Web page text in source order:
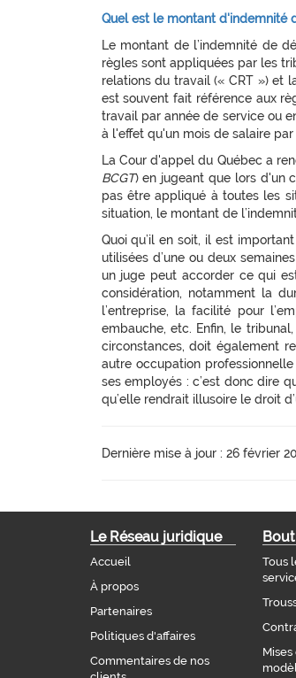
Quel est le montant d'indemnité
Le montant de l’indemnité de
règles sont appliquées par les
relations du travail (« CRT ») et
est souvent fait référence aux
travail par année de service ou
à l'effet qu'un mois de salaire
La Cour d'appel du Québec a
BCGT) en jugeant que lors d'un
pas être appliqué à toutes les
situation, le montant de
Quoi qu’il en soit, il est
utilisées d’une ou deux
un juge peut accorder ce qui
considération, notamment la
l’entreprise, la facilité pour
embauche, etc. Enfin, le
circonstances, doit également
autre occupation
ses employés : c’est donc dire
qu’elle rendrait illusoire le droit
Dernière mise à jour : 26 février
Le Réseau juridique
Accueil
À propos
Partenaires
Politiques d'affaires
Commentaires de nos
Tous